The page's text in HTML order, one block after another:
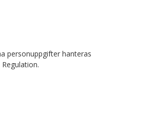
personuppgifter hanteras